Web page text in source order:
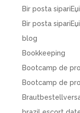
Bir posta
Bir posta
blog
Bookkeeping
Bootcamp de
Bootcamp de